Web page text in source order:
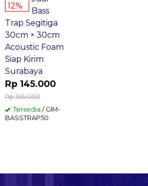
12%
Bass
Trap Segitiga
30cm × 30cm
Acoustic Foam
Siap Kirim
Surabaya
Rp 145.000
Rp 165.000
Tersedia / GIM-
BASSTRAP50